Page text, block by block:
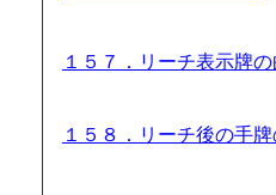
１５７．リーチ表示牌
１５８．リーチ後の手